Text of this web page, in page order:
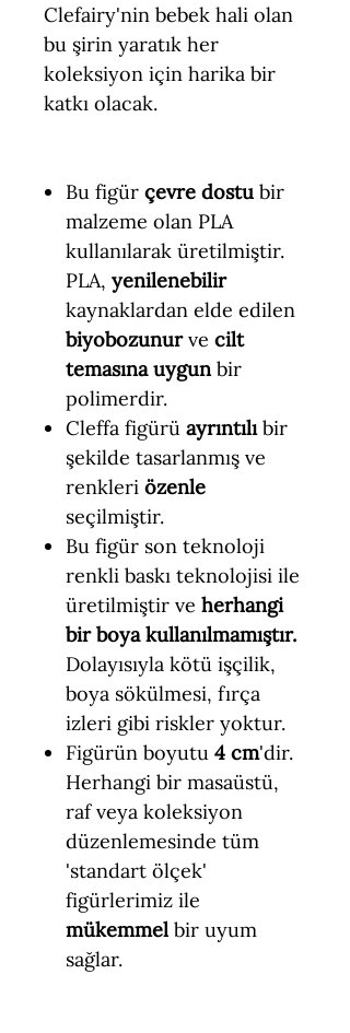
Clefairy'nin bebek hali olan
bu şirin yaratık her
koleksiyon için harika bir
katkı olacak.
Bu figür çevre dostu bir
malzeme olan PLA
kullanılarak üretilmiştir.
PLA, yenilenebilir
kaynaklardan elde edilen
biyobozunurve cilt
temasına uygunbir
polimerdir.
Cleffa figürü ayrıntılıbir
şekilde tasarlanmış ve
renkleri özenle
seçilmiştir.
Bu figür son teknoloji
renkli baskı teknolojisi ile
üretilmiştir ve herhangi
bir boya kullanılmamıştır.
Dolayısıyla kötü işçilik,
boya sökülmesi, fırça
izleri gibi riskler yoktur.
Figürün boyutu 4 cm'dir.
Herhangi bir masaüstü,
raf veya koleksiyon
düzenlemesinde tüm
'standart ölçek'
figürlerimiz ile
mükemmel bir uyum
sağlar.